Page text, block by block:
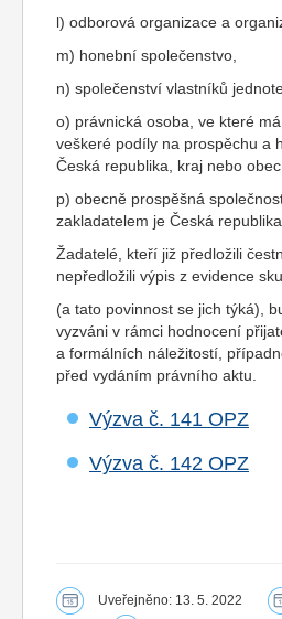
l) odborová organizace a
m) honební společenstvo,
n) společenství vlastníků
o) právnická osoba, ve které
veškeré podíly na prospěchu a
Česká republika, kraj nebo
p) obecně prospěšná
zakladatelem je Česká
Žadatelé, kteří již předložili
nepředložili výpis z evidence
(a tato povinnost se jich týká),
vyzváni v rámci hodnocení
a formálních náležitostí,
před vydáním právního aktu.
Výzva č. 141 OPZ
Výzva č. 142 OPZ
Uveřejněno: 13. 5. 2022